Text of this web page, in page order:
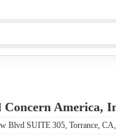
Concern America,
Blvd SUITE 305, Torrance,